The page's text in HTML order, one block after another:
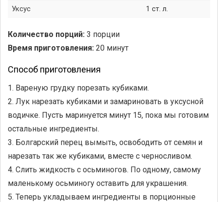
Уксус 1 ст. л.
Количество порций: 3 порции
Время приготовления: 20 минут
Способ приготовления
1. Вареную грудку порезать кубиками.
2. Лук нарезать кубиками и замариновать в уксусной
водичке. Пусть маринуется минут 15, пока мы готовим
остальные ингредиенты.
3. Болгарский перец вымыть, освободить от семян и
нарезать так же кубиками, вместе с черносливом.
4. Слить жидкость с осьминогов. По одному, самому
маленькому осьминогу оставить для украшения.
5. Теперь укладываем ингредиенты в порционные